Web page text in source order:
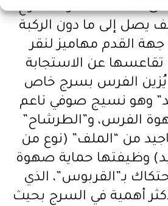
“التماك” فهو مصنوع
يصل إلى ما دون الركبة
القدم مهاميز لنقر
تقاعسها عن الاستجابة
يُزين الفرس بسرج خاص
وهو نسيج صوفي ناعم
الفرس، و”الطرشاح”
من “الملف” (نوع من
وظيفتها حماية صهوة
بـ”القربوس”، الذي
أهمية في السرج بحيث